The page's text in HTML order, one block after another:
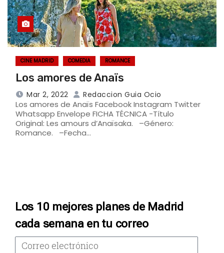
CINE MADRID COMEDIA ROMANCE
Los amores de Anaïs
Mar 2, 2022 Redaccion Guia Ocio
Los amores de Anaïs Facebook Instagram Twitter
Whatsapp Envelope FICHA TÉCNICA -Título
Original: Les amours d’Anaïsaka. –Género:
Romance. –Fecha…
Los 10 mejores planes de Madrid
cada semana en tu correo